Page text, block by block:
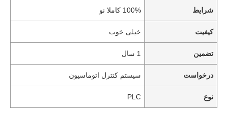
شرایط 100% کاملا نو
کیفیت خیلی خوب
تضمین 1 سال
درخواست سیستم کنترل اتوماسیون
نوع PLC